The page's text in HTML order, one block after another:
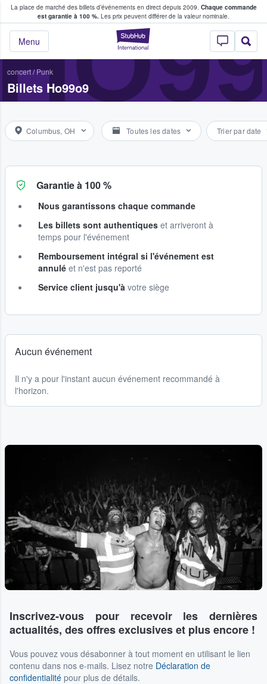
La place de marché des billets d’événements en direct depuis 2009. Chaque commande
est garantie à 100 %. Les prix peuvent différer de la valeur nominale.
StubHub - Où
Menu
fans achètent et vendent des billets
concert/Punk
Billets Ho99o9
Columbus, OH Toutes les dates Trier par date
Garantie à 100 %
Nous garantissons chaque commande
Les billets sont authentiques et arriveront à
temps pour l'événement
Remboursement intégral si l'événement est
annulé et n'est pas reporté
Service client jusqu'à votre siège
Aucun événement
Il n'y a pour l'instant aucun événement recommandé à
l'horizon.
Inscrivez-vous pour recevoir les dernières
actualités, des offres exclusives et plus encore !
Vous pouvez vous désabonner à tout moment en utilisant le lien
contenu dans nos e-mails. Lisez notre Déclaration de
confidentialité pour plus de détails.